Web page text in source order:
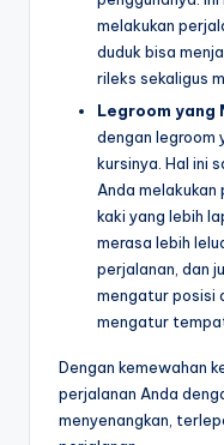
melakukan
duduk bisa
rileks sekaligus
Legroom yang
dengan legroom
kursinya. Hal ini
Anda melakukan
kaki yang lebih
merasa lebih
perjalanan, dan
mengatur posisi
mengatur
Dengan kemewahan
perjalanan Anda
menyenangkan,